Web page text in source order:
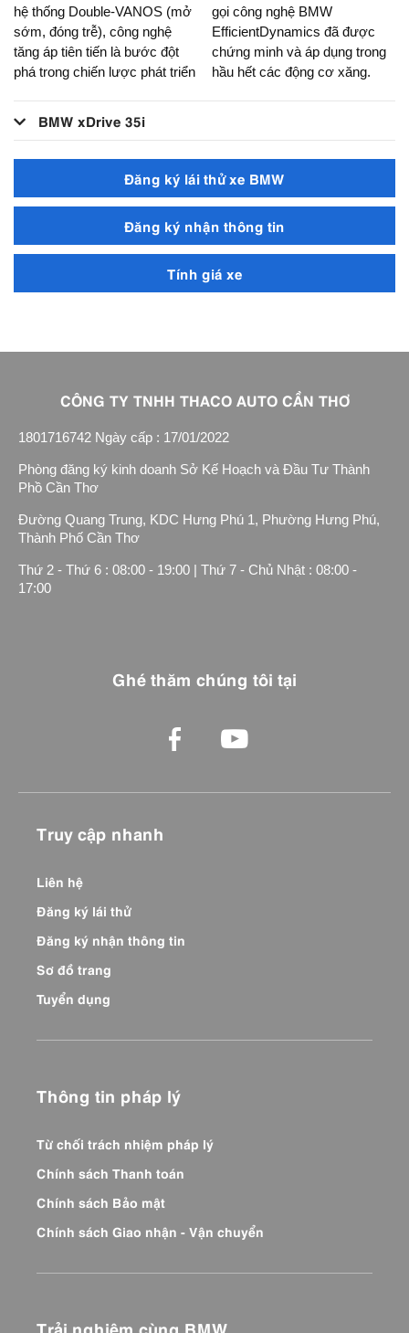
hệ thống Double-VANOS (mở
sớm, đóng trễ), công nghệ
tăng áp tiên tiến là bước đột
phá trong chiến lược phát triển
gọi công nghệ BMW
EfficientDynamics đã được
chứng minh và áp dụng trong
hầu hết các động cơ xăng.
BMW xDrive 35i
Đăng ký lái thử xe BMW
Đăng ký nhận thông tin
Tính giá xe
CÔNG TY TNHH THACO AUTO CẦN THƠ
1801716742 Ngày cấp : 17/01/2022
Phòng đăng ký kinh doanh Sở Kế Hoạch và Đầu Tư Thành
Phồ Cần Thơ
Đường Quang Trung, KDC Hưng Phú 1, Phường Hưng Phú,
Thành Phố Cần Thơ
Thứ 2 - Thứ 6 : 08:00 - 19:00 | Thứ 7 - Chủ Nhật : 08:00 -
17:00
Ghé thăm chúng tôi tại
Truy cập nhanh
Liên hệ
Đăng ký lái thử
Đăng ký nhận thông tin
Sơ đồ trang
Tuyển dụng
Thông tin pháp lý
Từ chối trách nhiệm pháp lý
Chính sách Thanh toán
Chính sách Bảo mật
Chính sách Giao nhận - Vận chuyển
Trải nghiệm cùng BMW